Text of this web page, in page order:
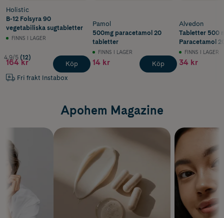
Holistic
B-12 Folsyra 90
vegetabiliska sugtabletter
FINNS I LAGER
4.9/5 (12)
164 kr
Fri frakt Instabox
Köp
Pamol
500mg paracetamol 20
tabletter
FINNS I LAGER
14 kr Köp
Alvedon
Tabletter 500
Paracetamol
FINNS I LAGER
34 kr
Apohem Magazine